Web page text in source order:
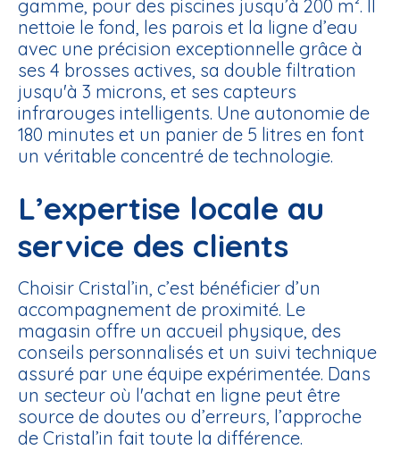
gamme, pour des piscines jusqu’à 200 m². Il
nettoie le fond, les parois et la ligne d’eau
avec une précision exceptionnelle grâce à
ses 4 brosses actives, sa double filtration
jusqu'à 3 microns, et ses capteurs
infrarouges intelligents. Une autonomie de
180 minutes et un panier de 5 litres en font
un véritable concentré de technologie.
L’expertise locale au
service des clients
Choisir Cristal’in, c’est bénéficier d’un
accompagnement de proximité. Le
magasin offre un accueil physique, des
conseils personnalisés et un suivi technique
assuré par une équipe expérimentée. Dans
un secteur où l'achat en ligne peut être
source de doutes ou d’erreurs, l’approche
de Cristal’in fait toute la différence.